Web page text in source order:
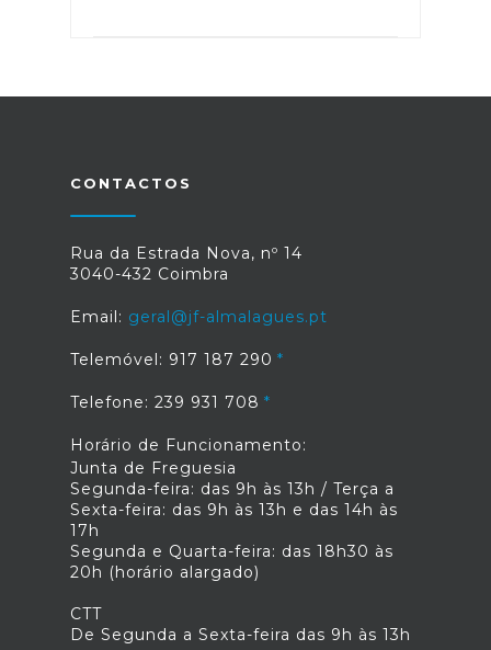
CONTACTOS
Rua da Estrada Nova, nº 14
3040-432 Coimbra
Email: geral@jf-almalagues.pt
Telemóvel: 917 187 290
Telefone: 239 931 708
Horário de Funcionamento:
Junta de Freguesia
Segunda-feira: das 9h às 13h / Terça a
Sexta-feira: das 9h às 13h e das 14h às
17h
Segunda e Quarta-feira: das 18h30 às
20h (horário alargado)
CTT
De Segunda a Sexta-feira das 9h às 13h